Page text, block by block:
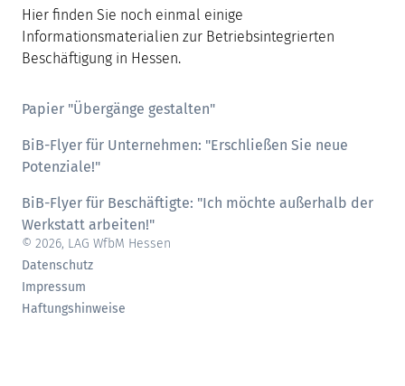
Hier finden Sie noch einmal einige
Informationsmaterialien zur Betriebsintegrierten
Beschäftigung in Hessen.
Papier "Übergänge gestalten"
BiB-Flyer für Unternehmen: "Erschließen Sie neue
Potenziale!"
BiB-Flyer für Beschäftigte: "Ich möchte außerhalb der
Werkstatt arbeiten!"
© 2026, LAG WfbM Hessen
Datenschutz
Impressum
Haftungshinweise